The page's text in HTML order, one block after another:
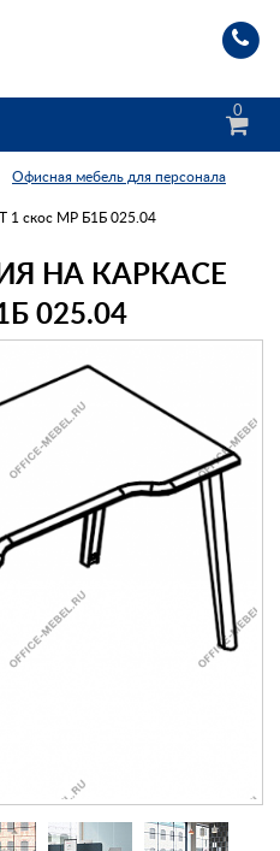
0
Офисная мебель для персонала
1 скос МР Б1Б 025.04
НА КАРКАСЕ
025.04